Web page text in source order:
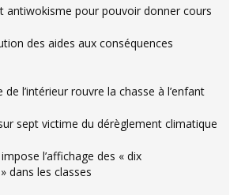
antiwokisme pour pouvoir donner cours
des aides aux conséquences
de l’intérieur rouvre la chasse à l’enfant
sept victime du dérèglement climatique
l’affichage des « dix
dans les classes